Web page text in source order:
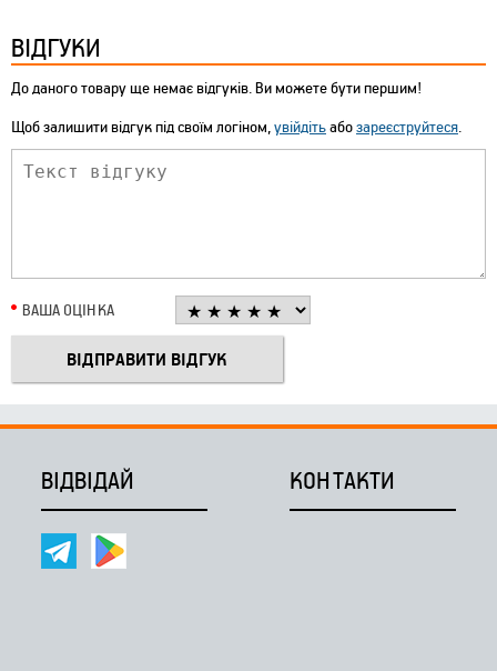
ВІДГУКИ
До даного товару ще немає відгуків. Ви можете бути першим!
Щоб залишити відгук під своїм логіном,увійдітьабозареєструйтеся.
ВАША ОЦІНКА
ВІДВІДАЙ КОНТАКТИ